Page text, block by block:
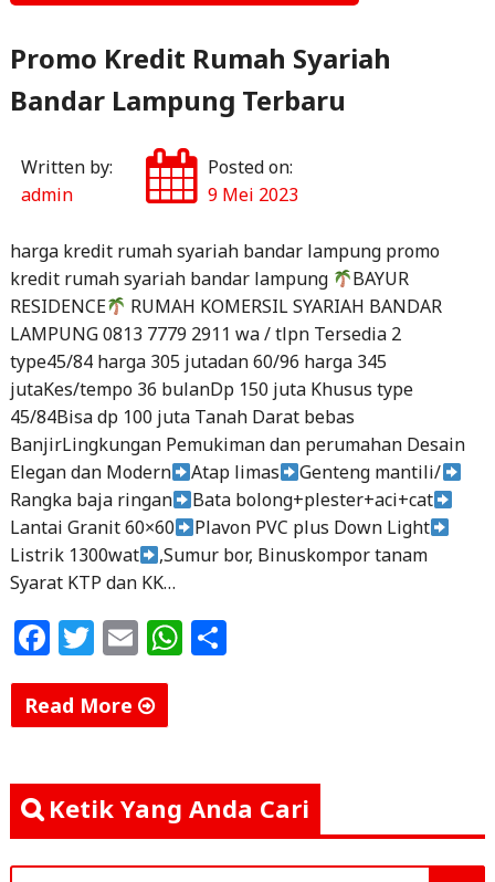
Promo Kredit Rumah Syariah
Bandar Lampung Terbaru
Written by:
admin
Posted on:
9 Mei 2023
harga kredit rumah syariah bandar lampung promo
kredit rumah syariah bandar lampung
BAYUR
RESIDENCE
RUMAH KOMERSIL SYARIAH BANDAR
LAMPUNG 0813 7779 2911 wa / tlpn Tersedia 2
type45/84 harga 305 jutadan 60/96 harga 345
jutaKes/tempo 36 bulanDp 150 juta Khusus type
45/84Bisa dp 100 juta Tanah Darat bebas
BanjirLingkungan Pemukiman dan perumahan Desain
Elegan dan Modern
Atap limas
Genteng mantili/
Rangka baja ringan
Bata bolong+plester+aci+cat
Lantai Granit 60×60
Plavon PVC plus Down Light
Listrik 1300wat
,Sumur bor, Binuskompor tanam
Syarat KTP dan KK…
F
a
c
e
b
o
o
T
w
itt
e
r
E
m
ai
l
W
A
p
p
S
Read More
Rumah
Syariah
Bandar
Ketik Yang Anda Cari